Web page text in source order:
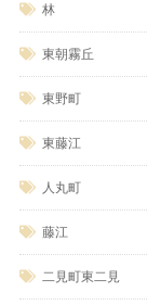
林
東朝霧丘
東野町
東藤江
人丸町
藤江
二見町東二見